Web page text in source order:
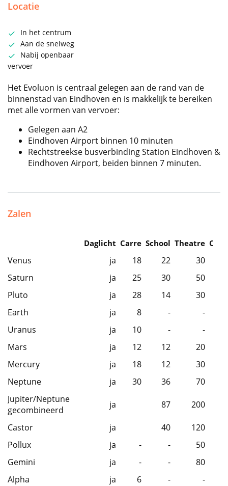
Locatie
In het centrum
Aan de snelweg
Nabij openbaar
vervoer
Het Evoluon is centraal gelegen aan de rand van de
binnenstad van Eindhoven en is makkelijk te bereiken
met alle vormen van vervoer:
Gelegen aan A2
Eindhoven Airport binnen 10 minuten
Rechtstreekse busverbinding Station Eindhoven &
Eindhoven Airport, beiden binnen 7 minuten.
Zalen
Daglicht Carre School Theatre
Venus ja 18 22
30
Saturn
ja 25 30
50
Pluto
ja 28 14
30
Earth
ja 8 -
-
Uranus
ja 10 -
-
Mars
ja 12 12
20
Mercury
ja 18 12
30
Neptune
ja 30 36
70
Jupiter/Neptune
gecombineerd
ja 87 200
Castor ja 40
120
Pollux
ja - -
50
Gemini
ja - -
80
Alpha
ja 6 -
-